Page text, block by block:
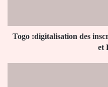
et
BAC1
Togo :digitalisation des
et